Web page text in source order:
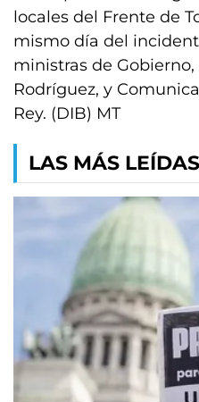
locales del Frente de
mismo día del
ministras de
Rodríguez, y
Rey. (DIB) MT
LAS MÁS LEÍDAS